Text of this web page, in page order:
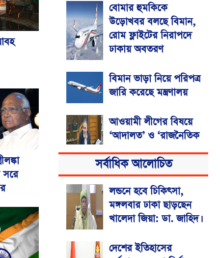
সরে
বোমার হুমকিকে
উড়োখবর বলছে বিমান,
রোম ফ্লাইটের নিরাপদে
ঢাকায় অবতরণ
বিমান ভাড়া নিয়ে পরিপত্র
জারি করেছে মন্ত্রণালয়
আওয়ামী লীগের বিষয়ে
‘আদালত’ ও ‘রাজনৈতিক
ফয়সালার’ অপেক্ষায়
থাকবেন সিইসি
রংপুরে ঘন কুয়াশায় ৬
গাড়ির সংঘর্ষ, আহত ২৫
নতুন নাম বাংলাদেশ
সর্বাধিক আলোচিত
লন্ডনে হবে চিকিৎসা,
মঙ্গলবার ঢাকা ছাড়ছেন
খালেদা জিয়া: ডা. জাহিদ।
দেশের ইতিহাসের